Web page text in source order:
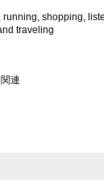
running, shopping,
traveling
連